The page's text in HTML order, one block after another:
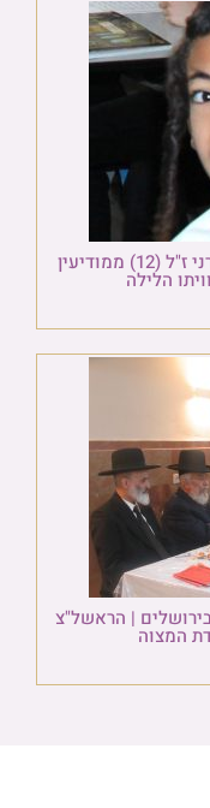
ברוך דיין האמת: הנער אלחנן אשר קרני ז"ל (12) ממודיעין
הלילה
| הראשל"צ
המצוה